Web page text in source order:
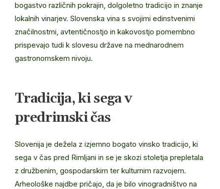
bogastvo različnih pokrajin, dolgoletno tradicijo in znanje
lokalnih vinarjev. Slovenska vina s svojimi edinstvenimi
značilnostmi, avtentičnostjo in kakovostjo pomembno
prispevajo tudi k slovesu države na mednarodnem
gastronomskem nivoju.
Tradicija, ki sega v
predrimski čas
Slovenija je dežela z izjemno bogato vinsko tradicijo, ki
sega v čas pred Rimljani in se je skozi stoletja prepletala
z družbenim, gospodarskim ter kulturnim razvojem.
Arheološke najdbe pričajo, da je bilo vinogradništvo na